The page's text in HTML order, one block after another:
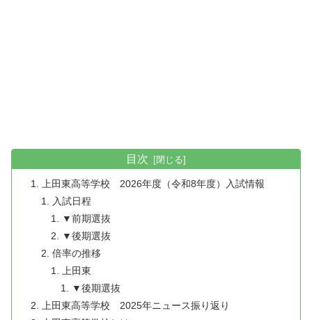
目次
上田東高等学校 2026年度（令和8年度）入試情報
入試日程
▼前期選抜
▼後期選抜
倍率の推移
上田東
▼後期選抜
上田東高等学校 2025年ニュース振り返り